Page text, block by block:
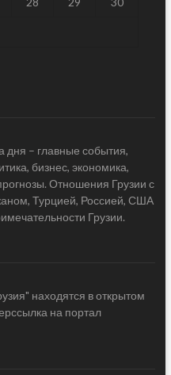
дня – главные события,
бизнес, экономика,
Отношения Грузии с
Турцией, Россией, США
Грузии.
находятся в открытом
на портал